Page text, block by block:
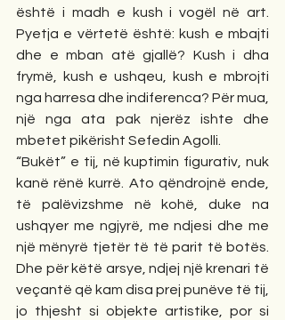
është i madh e kush i vogël në art.
Pyetja e vërtetë është: kush e mbajti
dhe e mban atë gjallë? Kush i dha
frymë, kush e ushqeu, kush e mbrojti
nga harresa dhe indiferenca? Për mua,
një nga ata pak njerëz ishte dhe
mbetet pikërisht Sefedin Agolli.
“Bukët” e tij, në kuptimin figurativ, nuk
kanë rënë kurrë. Ato qëndrojnë ende,
të palëvizshme në kohë, duke na
ushqyer me ngjyrë, me ndjesi dhe me
një mënyrë tjetër të të parit të botës.
Dhe për këtë arsye, ndjej një krenari të
veçantë që kam disa prej punëve të tij,
jo thjesht si objekte artistike, por si